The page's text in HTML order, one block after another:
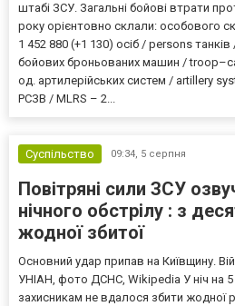
штабі ЗСУ. Загальні бойові втрати
року орієнтовно склали: особового
1 452 880 (+1 130) осіб / persons
бойових броньованих машин /
од. артилерійських систем / artillery
РСЗВ / MLRS – 2...
Суспільство 09:34, 5 серпня
Повітряні сили ЗСУ
нічного обстрілу : з
жодної збитої
Основний удар припав на Київщину.
УНІАН, фото ДСНС, Wikipedia У ніч на 5
захисникам не вдалося збити жодної